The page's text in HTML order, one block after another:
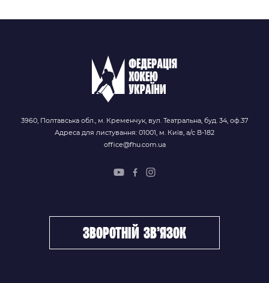
3960, Полтавська обл., м. Кременчук, вул. Театральна, буд. 34, оф.37
Адреса для листування: 01001, м. Київ, а/с В-182
office@fhu.com.ua
зворотній зв’язок